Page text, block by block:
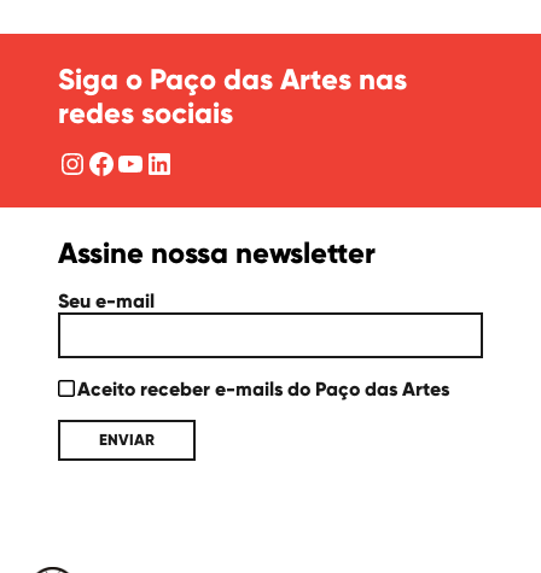
Siga o Paço das Artes nas
redes sociais
Instagram
Facebook
YouTube
LinkedIn
Assine nossa newsletter
Seu e-mail
Aceito receber e-mails do Paço das Artes